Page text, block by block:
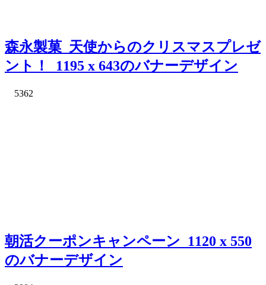
森永製菓_天使からのクリスマスプレゼ
ント！_1195 x 643のバナーデザイン
5362
朝活クーポンキャンペーン_1120 x 550
のバナーデザイン